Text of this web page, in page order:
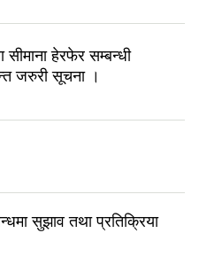
सीमाना हेरफेर सम्बन्धी
जरुरी सूचना ।
सुझाव तथा प्रतिक्रिया